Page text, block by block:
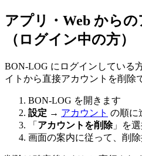
アプリ・Web から
（ログイン中の方）
BON-LOG にログインしている
イトから直接アカウントを削除
BON-LOG を開きます
設定 → アカウント の順に
「 アカウントを削除」を
画面の案内に従って、削